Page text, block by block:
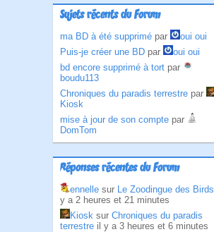
Sujets récents du Forum
ma BD à été supprimé par
oui oui
Puis-je créer une BD par
oui oui
bd encore supprimé à tort par
boudu113
Chroniques du paradis terrestre par
Kiosk
mise à jour de son compte par
DomTom
Réponses récentes du Forum
ennelle sur Le Zoodingue des Birds
y a 2 heures et 21 minutes
Kiosk sur Chroniques du paradis
terrestre il y a 3 heures et 6 minutes